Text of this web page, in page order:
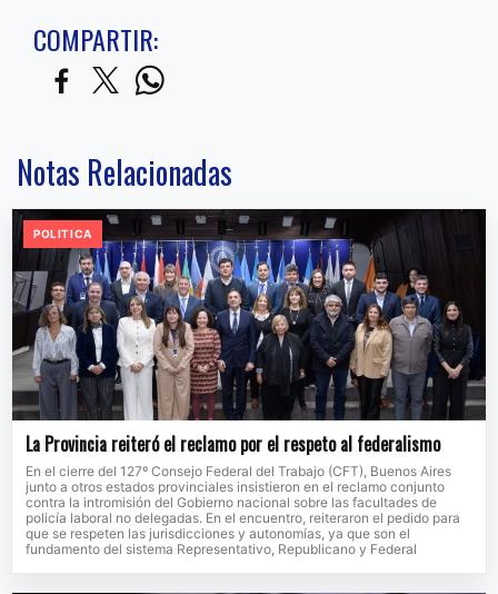
COMPARTIR:
Notas Relacionadas
POLITICA
La Provincia reiteró el reclamo por el respeto al federalismo
En el cierre del 127º Consejo Federal del Trabajo (CFT), Buenos Aires
junto a otros estados provinciales insistieron en el reclamo conjunto
contra la intromisión del Gobierno nacional sobre las facultades de
policía laboral no delegadas. En el encuentro, reiteraron el pedido para
que se respeten las jurisdicciones y autonomías, ya que son el
fundamento del sistema Representativo, Republicano y Federal